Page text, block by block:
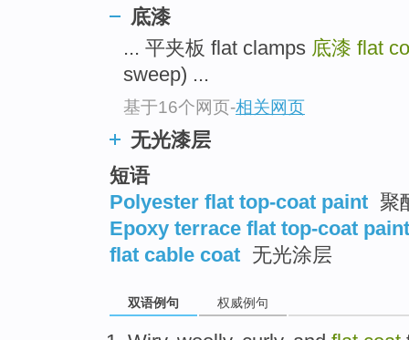
底漆
... 平夹板 flat clamps 底漆 flat
sweep) ...
基于16个网页-相关网页
无光漆层
短语
Polyester flat top-coat paint 聚
Epoxy terrace flat top-coat paint
flat cable coat 无光涂层
双语例句 权威例句